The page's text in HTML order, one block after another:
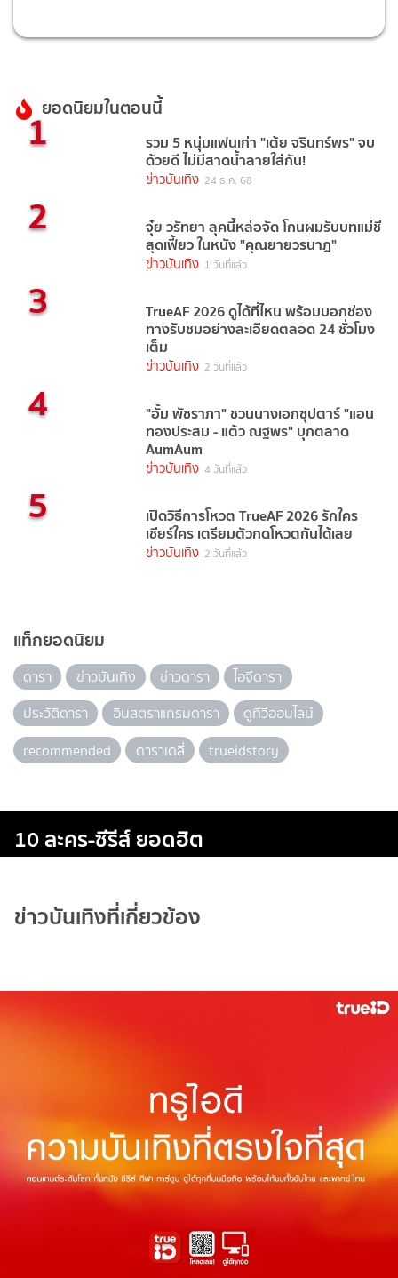
ยอดนิยมในตอนนี้
1 รวม 5 หนุ่มแฟนเก่า "เต้ย จรินทร์พร" จบ
ด้วยดี ไม่มีสาดน้ำลายใส่กัน!
ข่าวบันเทิง 24 ธ.ค. 68
2 จุ๋ย วรัทยา ลุคนี้หล่อจัด โกนผมรับบทแม่ชี
สุดเฟี้ยว ในหนัง "คุณยายวรนาฎ"
ข่าวบันเทิง 1 วันที่แล้ว
3 TrueAF 2026 ดูได้ที่ไหน พร้อมบอกช่อง
ทางรับชมอย่างละเอียดตลอด 24 ชั่วโมง
เต็ม
ข่าวบันเทิง 2 วันที่แล้ว
4 "อั้ม พัชราภา" ชวนนางเอกซุปตาร์ "แอน
ทองประสม - แต้ว ณฐพร" บุกตลาด
AumAum
ข่าวบันเทิง 4 วันที่แล้ว
5 เปิดวิธีการโหวต TrueAF 2026 รักใคร
เชียร์ใคร เตรียมตัวกดโหวตกันได้เลย
ข่าวบันเทิง 2 วันที่แล้ว
แท็กยอดนิยม
ดารา ข่าวบันเทิง ข่าวดารา
ไอจีดารา
ประวัติดารา
อินสตราแกรมดารา
ดูทีวีออนไลน์
recommended
ดาราเดลี่ trueidstory
10 ละคร-ซีรีส์ ยอดฮิต
ข่าวบันเทิงที่เกี่ยวข้อง